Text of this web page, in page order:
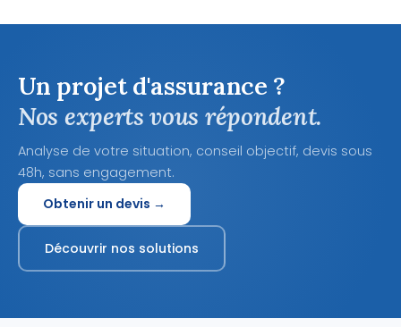
Un projet d'assurance ?
Nos experts vous répondent.
Analyse de votre situation, conseil objectif, devis sous
48h, sans engagement.
Obtenir un devis →
Découvrir nos solutions